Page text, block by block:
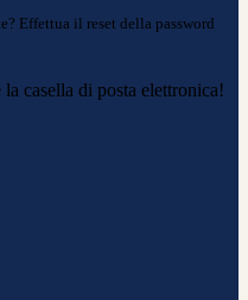
Effettua il reset della password
casella di posta elettronica!